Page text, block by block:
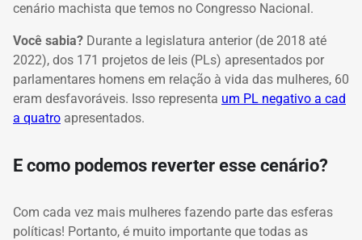
cenário machista que temos no Congresso Nacional.
Você sabia? Durante a legislatura anterior (de 2018 até
2022), dos 171 projetos de leis (PLs) apresentados por
parlamentares homens em relação à vida das mulheres, 60
eram desfavoráveis. Isso representa um PL negativo a cad
a quatro apresentados.
E como podemos reverter esse cenário?
Com cada vez mais mulheres fazendo parte das esferas
políticas! Portanto, é muito importante que todas as